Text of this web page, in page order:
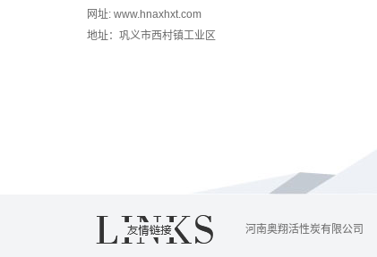
网址: www.hnaxhxt.com
地址：巩义市西村镇工业区
河南奥翔活性炭有限公司